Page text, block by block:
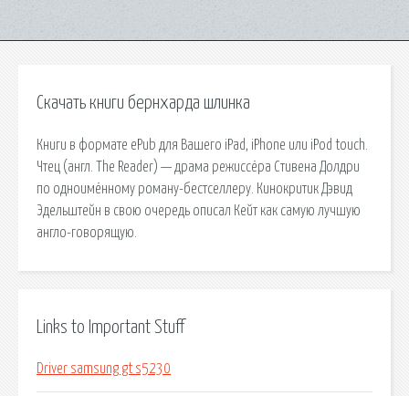
Скачать книги бернхарда шлинка
Книги в формате ePub для Вашего iPad, iPhone или iPod touch.
Чтец (англ. The Reader) — драма режиссёра Стивена Долдри
по одноимённому роману-бестселлеру. Кинокритик Дэвид
Эдельштейн в свою очередь описал Кейт как самую лучшую
англо-говорящую.
Links to Important Stuff
Driver samsung gt s5230